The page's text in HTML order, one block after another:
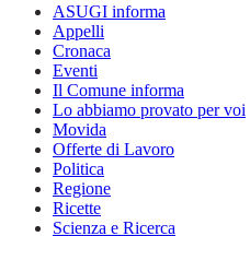
ASUGI informa
Appelli
Cronaca
Eventi
Il Comune informa
Lo abbiamo provato per voi
Movida
Offerte di Lavoro
Politica
Regione
Ricette
Scienza e Ricerca